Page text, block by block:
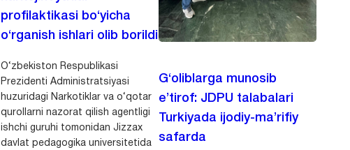
profilaktikasi bo‘yicha
o‘rganish ishlari olib borildi
O‘zbekiston Respublikasi
Prezidenti Administratsiyasi
huzuridagi Narkotiklar va o‘qotar
qurollarni nazorat qilish agentligi
ishchi guruhi tomonidan Jizzax
davlat pedagogika universitetida
G‘oliblarga munosib
e’tirof: JDPU talabalari
Turkiyada ijodiy-ma’rifiy
safarda